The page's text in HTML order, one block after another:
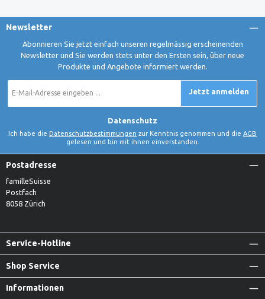
Newsletter
Abonnieren Sie jetzt einfach unseren regelmässig erscheinenden
Newsletter und Sie werden stets unter den Ersten sein, über neue
Produkte und Angebote informiert werden.
Mail-
*
Jetzt anmelden
Datenschutz
Ich habe die Datenschutzbestimmungen zur Kenntnis genommen und die AGB
gelesen und bin mit ihnen einverstanden.
Postadresse
familleSuisse
Postfach
8058 Zürich
Service-Hotline
Shop Service
Informationen